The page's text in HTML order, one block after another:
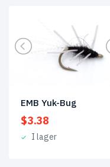
EMB Yuk-Bug
$3.38
I lager